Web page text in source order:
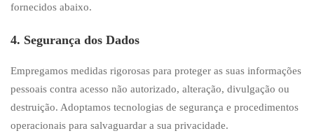
fornecidos abaixo.
4. Segurança dos Dados
Empregamos medidas rigorosas para proteger as suas informações
pessoais contra acesso não autorizado, alteração, divulgação ou
destruição. Adoptamos tecnologias de segurança e procedimentos
operacionais para salvaguardar a sua privacidade.